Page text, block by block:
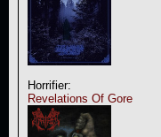
Horrifier:
Revelations Of Gore